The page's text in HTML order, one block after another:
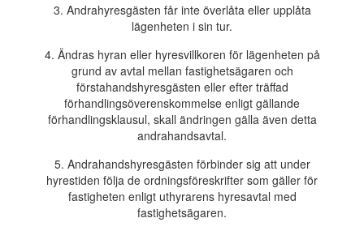
3. Andrahyresgästen får inte överlåta eller upplåta
lägenheten i sin tur.
4. Ändras hyran eller hyresvillkoren för lägenheten på
grund av avtal mellan fastighetsägaren och
förstahandshyresgästen eller efter träffad
förhandlingsöverenskommelse enligt gällande
förhandlingsklausul, skall ändringen gälla även detta
andrahandsavtal.
5. Andrahandshyresgästen förbinder sig att under
hyrestiden följa de ordningsföreskrifter som gäller för
fastigheten enligt uthyrarens hyresavtal med
fastighetsägaren.